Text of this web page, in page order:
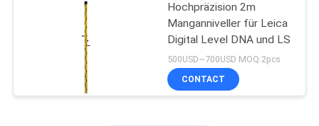
Tribrach-Adapter
Hochpräzision 2m
Manganniveller für Leica
Digital Level DNA und LS
500USD~700USD MOQ:2pcs
CONTACT